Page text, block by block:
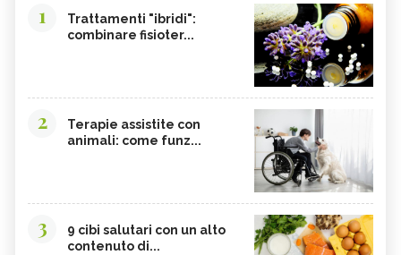
1
Trattamenti "ibridi":
combinare fisioter...
2
Terapie assistite con
animali: come funz...
3
9 cibi salutari con un alto
contenuto di...